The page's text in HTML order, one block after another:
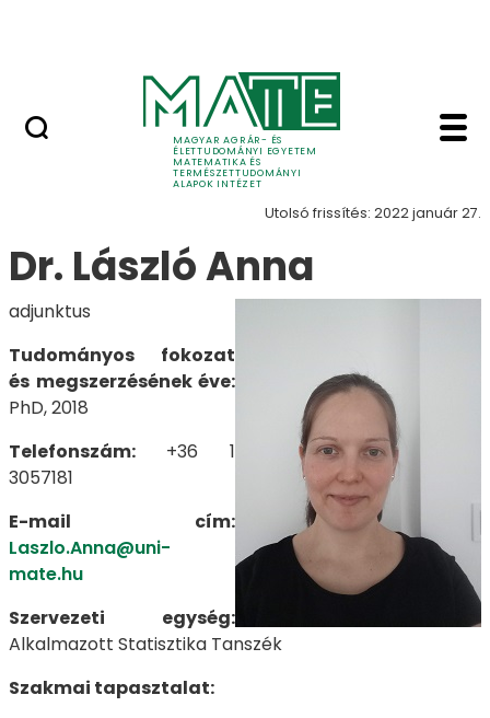
MAGYAR AGRÁR- ÉS
ÉLETTUDOMÁNYI EGYETEM
MATEMATIKA ÉS
TERMÉSZETTUDOMÁNYI
ALAPOK INTÉZET
László Anna -
Munkatársak
Utolsó frissítés: 2022 január 27.
Dr. László Anna
adjunktus
Tudományos fokozat
és megszerzésének éve:
PhD, 2018
Telefonszám: +36 1
3057181
E-mail cím:
Laszlo.Anna@uni-
mate.hu
Szervezeti egység:
Alkalmazott Statisztika Tanszék
Szakmai tapasztalat: